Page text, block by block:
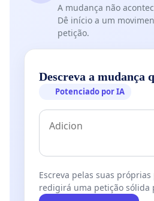
A mudança não
Dê início a um
petição.
Descreva a mudança
Potenciado por IA
Escreva pelas suas
redigirá uma petição sólida